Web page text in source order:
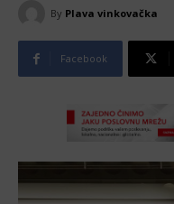
By Plava vinkovačka
Facebook